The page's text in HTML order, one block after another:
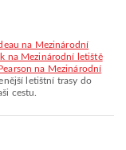
na Mezinárodní letiště
na Mezinárodní
letištní trasy do
cestu.